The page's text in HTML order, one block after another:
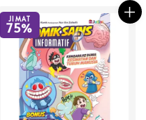
JIMAT
75%